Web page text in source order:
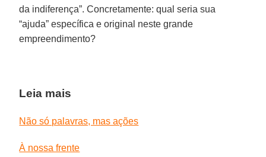
da indiferença”. Concretamente: qual seria sua
“ajuda” específica e original neste grande
empreendimento?
Leia mais
Não só palavras, mas ações
À nossa frente